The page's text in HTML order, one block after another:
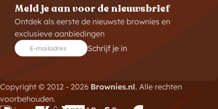
Meld je aan voor de nieuwsbrief
Ontdek als eerste de nieuwste brownies en
exclusieve aanbiedingen
E-mailadres Schrijf je in
Copyright © 2012 - 2026 Brownies.nl. Alle rechten
voorbehouden.